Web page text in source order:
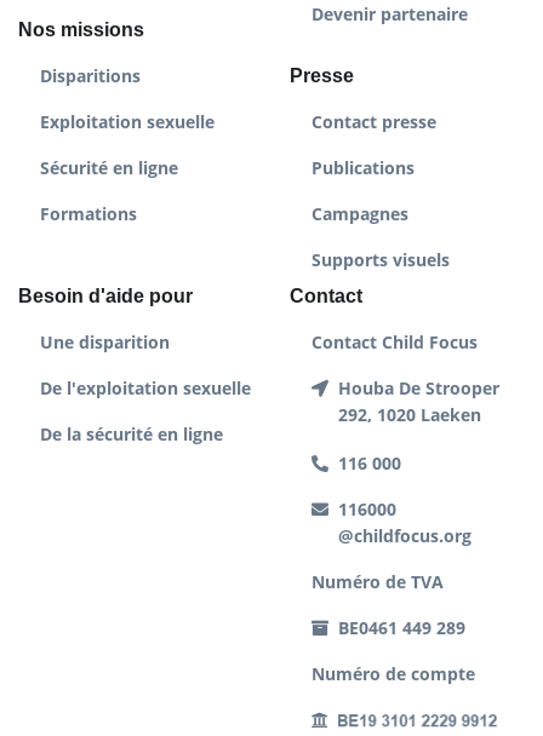
Nos missions
Disparitions
Exploitation sexuelle
Sécurité en ligne
Formations
Devenir partenaire
Presse
Contact presse
Publications
Campagnes
Supports visuels
Besoin d'aide pour
Une disparition
De l'exploitation sexuelle
De la sécurité en ligne
Contact
Contact Child Focus
Houba De Strooper
292, 1020 Laeken
116 000
116000
@childfocus.org
Numéro de TVA
BE0461 449 289
Numéro de compte